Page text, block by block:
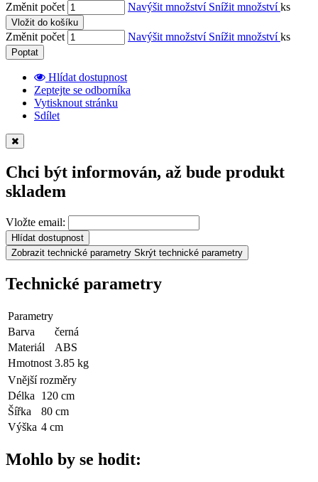
Změnit počet Navýšit množství Snížit množstvíks
Vložit do košíku
Změnit počet Navýšit množství Snížit množstvíks
Poptat
Hlídat dostupnost
Zeptejte se odborníka
Vytisknout stránku
Sdílet
Chci být informován, až bude produkt
skladem
Vložte email:
Hlídat dostupnost
Zobrazit technické parametry Skrýt technické parametry
Technické parametry
Parametry
Barva
černá
Materiál
ABS
Hmotnost 3.85 kg
Vnější rozměry
Délka
120 cm
Šířka
80 cm
Výška 4 cm
Mohlo by se hodit: